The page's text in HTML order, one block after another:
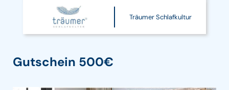
Träumer Schlafkultur
Gutschein 500€